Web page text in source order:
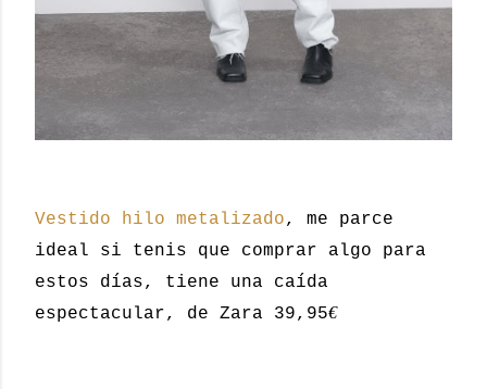
Vestido hilo metalizado, me parce
ideal si tenis que comprar algo para
estos días, tiene una caída
espectacular, de Zara 39,95€